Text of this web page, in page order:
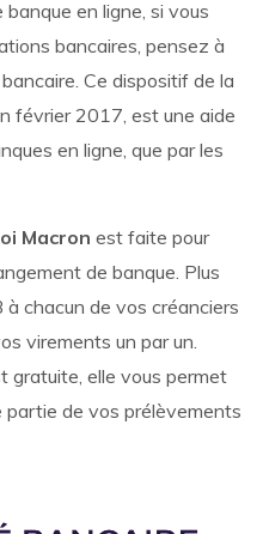
en ligne, si vous
bancaires, pensez à
Ce dispositif de la
février 2017, est une aide
en ligne, que par les
Macron est faite pour
de banque. Plus
chacun de vos créanciers
virements un par un.
gratuite, elle vous permet
de vos prélèvements